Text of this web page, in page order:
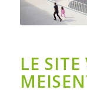
LE SITE